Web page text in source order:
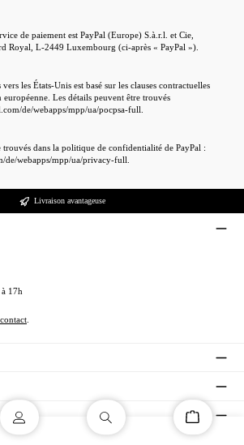
Le panier
de paiement est PayPal (Europe) S.à.r.l. et Cie,
Royal, L-2449 Luxembourg (ci-après « PayPal »).
les États-Unis est basé sur les clauses contractuelles
européenne. Les détails peuvent être trouvés
de/webapps/mpp/ua/pocpsa-full.
trouvés dans la politique de confidentialité de PayPal :
de/webapps/mpp/ua/privacy-full.
Livraison avantageuse
17h
.